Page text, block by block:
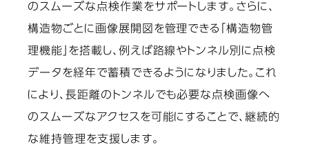
のスムーズな点検作業をサポートします。さらに、
構造物ごとに画像展開図を管理できる「構造物管
理機能」を搭載し、例えば路線やトンネル別に点検
データを経年で蓄積できるようになりました。これ
により、長距離のトンネルでも必要な点検画像へ
のスムーズなアクセスを可能にすることで、継続的
な維持管理を支援します。